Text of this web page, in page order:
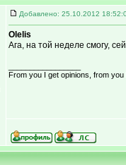
Добавлено: 25.10.2012
Olelis
Ага, на той неделе смогу,
From you I get opinions, from